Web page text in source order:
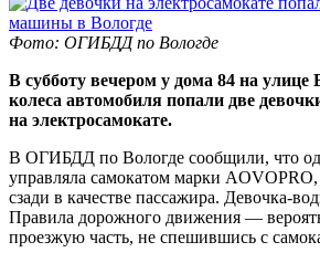
Фото: ОГИБДД по Вологде
В субботу вечером у дома 84 на улице
колеса автомобиля попали две
на электросамокате.
В ОГИБДД по Вологде сообщили, что
управляла самокатом марки AOVOPRO,
сзади в качестве пассажира. Девочка-
Правила дорожного движения —
проезжую часть, не спешившись с